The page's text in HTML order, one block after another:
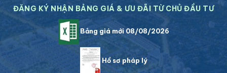
ĐĂNG KÝ NHẬN BẢNG GIÁ & ƯU ĐÃI TỪ CHỦ ĐẦU TƯ
Bảng giá mới 08/08/2026
Hồ sơ pháp lý